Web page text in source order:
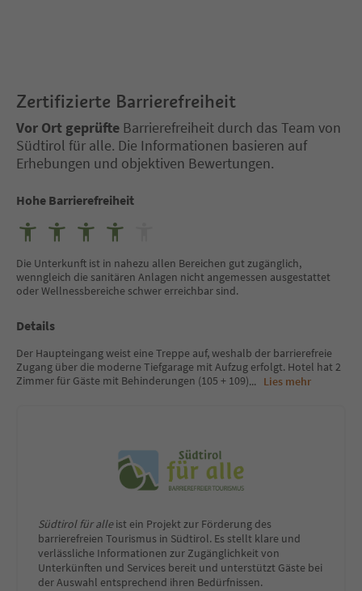
Zertifizierte Barrierefreiheit
Vor Ort geprüfte Barrierefreiheit durch das Team von
Südtirol für alle. Die Informationen basieren auf
Erhebungen und objektiven Bewertungen.
Hohe Barrierefreiheit
Die Unterkunft ist in nahezu allen Bereichen gut zugänglich,
wenngleich die sanitären Anlagen nicht angemessen ausgestattet
oder Wellnessbereiche schwer erreichbar sind.
Details
Der Haupteingang weist eine Treppe auf, weshalb der barrierefreie
Zugang über die moderne Tiefgarage mit Aufzug erfolgt. Hotel hat 2
Zimmer für Gäste mit Behinderungen (105 + 109)... Lies mehr
Südtirol für alleist ein Projekt zur Förderung des
barrierefreien Tourismus in Südtirol. Es stellt klare und
verlässliche Informationen zur Zugänglichkeit von
Unterkünften und Services bereit und unterstützt Gäste bei
der Auswahl entsprechend ihren Bedürfnissen.